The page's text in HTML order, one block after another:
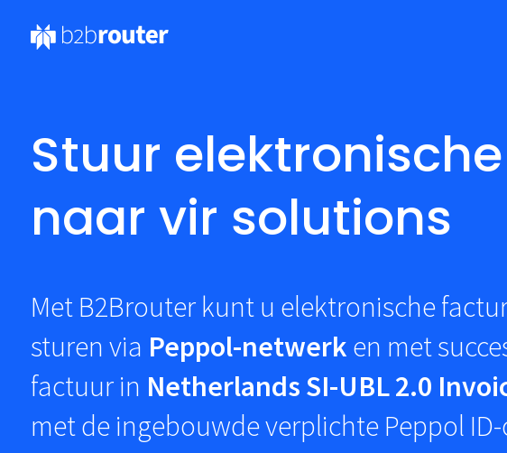
Stuur
naar vir solutions
Met B2Brouter kunt u elektronische
sturen via Peppol-netwerk en met
factuur in Netherlands SI-UBL 2.0
met de ingebouwde verplichte Peppol